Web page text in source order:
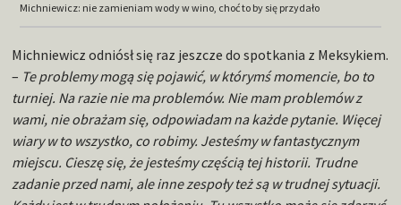
Michniewicz: nie zamieniam wody w wino, choć to by się przydało
Michniewicz odniósł się raz jeszcze do spotkania z Meksykiem.
– Te problemy mogą się pojawić, w którymś momencie, bo to
turniej. Na razie nie ma problemów. Nie mam problemów z
wami, nie obrażam się, odpowiadam na każde pytanie. Więcej
wiary w to wszystko, co robimy. Jesteśmy w fantastycznym
miejscu. Cieszę się, że jesteśmy częścią tej historii. Trudne
zadanie przed nami, ale inne zespoły też są w trudnej sytuacji.